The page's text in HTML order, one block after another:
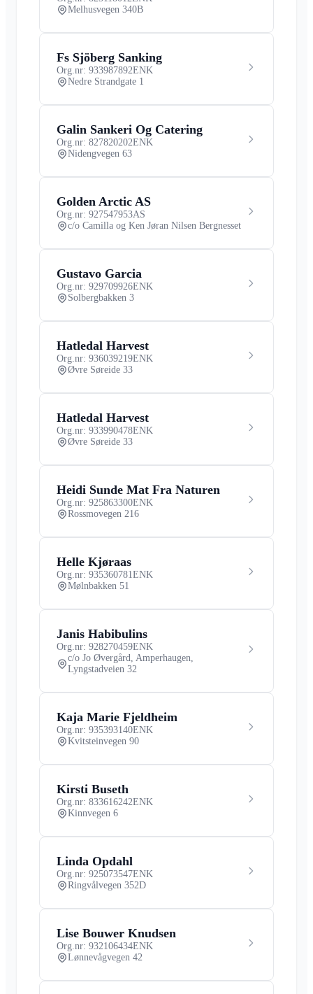
Melhusvegen 340B
Fs Sjöberg Sanking
Org.nr: 933987892ENK
Nedre Strandgate 1
Galin Sankeri Og Catering
Org.nr: 827820202ENK
Nidengvegen 63
Golden Arctic AS
Org.nr: 927547953AS
c/o Camilla og Ken Jøran Nilsen Bergnesset
Gustavo Garcia
Org.nr: 929709926ENK
Solbergbakken 3
Hatledal Harvest
Org.nr: 936039219ENK
Øvre Søreide 33
Hatledal Harvest
Org.nr: 933990478ENK
Øvre Søreide 33
Heidi Sunde Mat Fra Naturen
Org.nr: 925863300ENK
Rossmovegen 216
Helle Kjøraas
Org.nr: 935360781 ENK
Mølnbakken 51
Janis Habibulins
Org.nr: 928270459ENK
c/o Jo Øvergård, Amperhaugen,
Lyngstadveien 32
Kaja Marie Fjeldheim
Org.nr: 935393140ENK
Kvitsteinvegen 90
Kirsti Buseth
Org.nr: 833616242ENK
Kinnvegen 6
Linda Opdahl
Org.nr: 925073547ENK
Ringvålvegen 352D
Lise Bouwer Knudsen
Org.nr: 932106434ENK
Lønnevågvegen 42